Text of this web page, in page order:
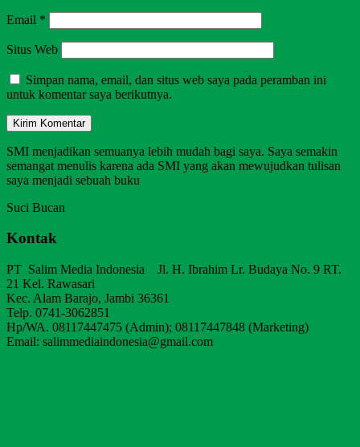
Email *
Situs Web
Simpan nama, email, dan situs web saya pada peramban ini
untuk komentar saya berikutnya.
SMI menjadikan semuanya lebih mudah bagi saya. Saya semakin
semangat menulis karena ada SMI yang akan mewujudkan tulisan
saya menjadi sebuah buku
Suci Bucan
Kontak
PT Salim Media Indonesia Jl. H. Ibrahim Lr. Budaya No. 9 RT.
21 Kel. Rawasari
Kec. Alam Barajo, Jambi 36361
Telp. 0741-3062851
Hp/WA. 08117447475 (Admin); 08117447848 (Marketing)
Email: salimmediaindonesia@gmail.com